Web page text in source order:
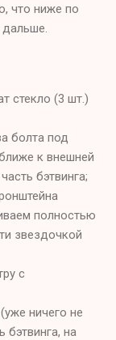
что ниже по
стекло (3 шт.)
болта под
к внешней
бэтвинга;
полностью
звездочкой
с
ничего не
на